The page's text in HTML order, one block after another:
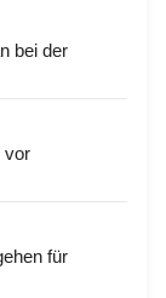
bei der
vor
für